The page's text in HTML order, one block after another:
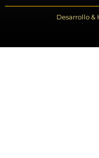
Desarrollo &